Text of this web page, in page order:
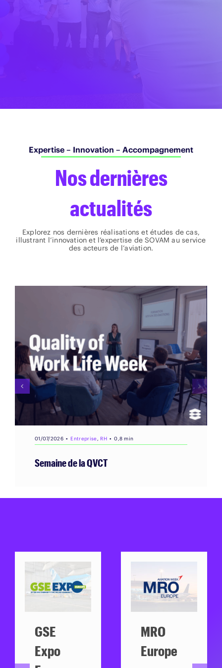
Expertise – Innovation – Accompagnement
Nos dernières
actualités
Explorez nos dernières réalisations et études de cas,
illustrant l’innovation et l’expertise de SOVAM au service
des acteurs de l’aviation.
08/07/2026 ▪ Entreprise ▪ 0,8 min
Fier d’être partenaire du FLIP 2026
GSE
Expo
MRO
Europe